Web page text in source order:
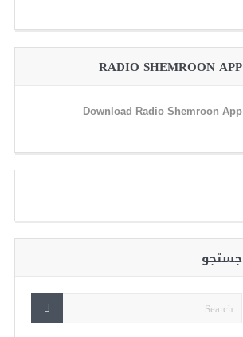
RADIO SHEMROON APP
Download Radio Shemroon App
جستجو